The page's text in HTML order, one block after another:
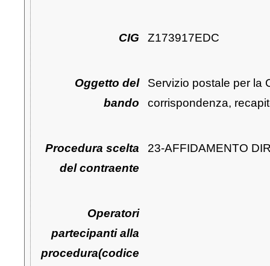
CIG Z173917EDC
Oggetto del
bando
Servizio postale per la
corrispondenza,
Procedura scelta
del contraente
23-AFFIDAMENTO
Operatori
partecipanti alla
procedura(codice